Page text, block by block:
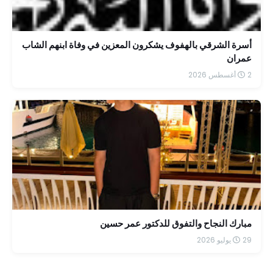
أسرة الشرقي بالهفوف يشكرون المعزين في وفاة ابنهم الشاب
عمران
2 أغسطس 2026
مبارك النجاح والتفوق للدكتور عمر حسين
29 يوليو 2026